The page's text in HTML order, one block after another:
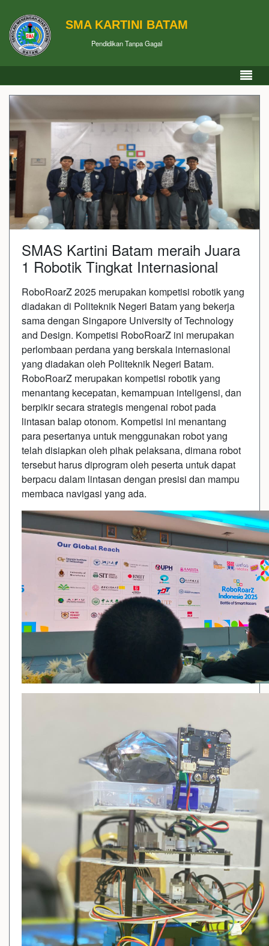
SMA KARTINI BATAM
Pendidikan Tanpa Gagal
SMAS Kartini Batam meraih Juara
1 Robotik Tingkat Internasional
RoboRoarZ 2025 merupakan kompetisi robotik yang
diadakan di Politeknik Negeri Batam yang bekerja
sama dengan Singapore University of Technology
and Design. Kompetisi RoboRoarZ ini merupakan
perlombaan perdana yang berskala internasional
yang diadakan oleh Politeknik Negeri Batam.
RoboRoarZ merupakan kompetisi robotik yang
menantang kecepatan, kemampuan inteligensi, dan
berpikir secara strategis mengenai robot pada
lintasan balap otonom. Kompetisi ini menantang
para pesertanya untuk menggunakan robot yang
telah disiapkan oleh pihak pelaksana, dimana robot
tersebut harus diprogram oleh peserta untuk dapat
berpacu dalam lintasan dengan presisi dan mampu
membaca navigasi yang ada.